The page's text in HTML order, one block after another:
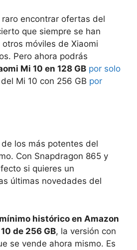
encontrar ofertas del
que siempre se han
móviles de Xiaomi
Pero ahora podrás
Mi 10 en 128 GB por solo
Mi 10 con 256 GB por
los más potentes del
Con Snapdragon 865 y
si quieres un
últimas novedades del
histórico en Amazon
de 256 GB, la versión con
se vende ahora mismo. Es